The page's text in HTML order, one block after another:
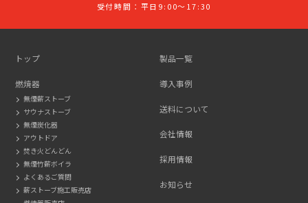
受付時間：平日9:00～17:30
トップ
燃焼器
無煙薪ストーブ
サウナストーブ
無煙炭化器
アウトドア
焚き火どんどん
無煙竹薪ボイラ
よくあるご質問
薪ストーブ施工販売店
製品一覧
導入事例
送料について
会社情報
採用情報
お知らせ